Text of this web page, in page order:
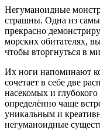
Негуманоидные
страшны. Одна из
прекрасно
морских обитателях,
чтобы вторгнуться в
Их ноги напоминают
сочетает в себе две
насекомых и
определённо чаще
уникальным и
негуманоидные